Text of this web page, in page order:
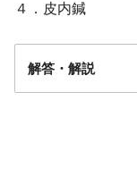
４．皮内鍼
解答・解説